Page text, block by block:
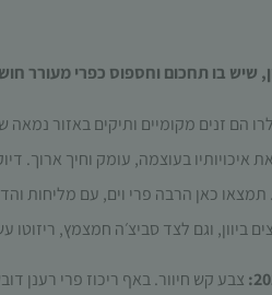
שיש בו תחכום וחספוס כפרי מעורר
הם זנים מקומיים ותיקים באזור
איכויותיו בעוצמה, עומק וחיך ארוך.
תמצאו כאן הרבה פרי וים, עם מליחות
ביוון, וגם לצד סביצ׳ה חמצמץ,
צבע קש חיוור.באף ריכוז פרי רענן